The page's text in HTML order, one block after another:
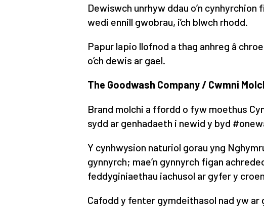
Dewiswch unrhyw ddau o’n cynhyrchion
wedi ennill gwobrau, i’ch blwch rhodd.
Papur lapio llofnod a thag anhreg â
o’ch dewis ar gael.
The Goodwash Company / Cwmni
Brand molchi a ffordd o fyw moethus
sydd ar genhadaeth i newid y byd
Y cynhwysion naturiol gorau yng
gynnyrch; mae’n gynnyrch figan
feddyginiaethau iachusol ar gyfer y
Cafodd y fenter gymdeithasol nad yw ar